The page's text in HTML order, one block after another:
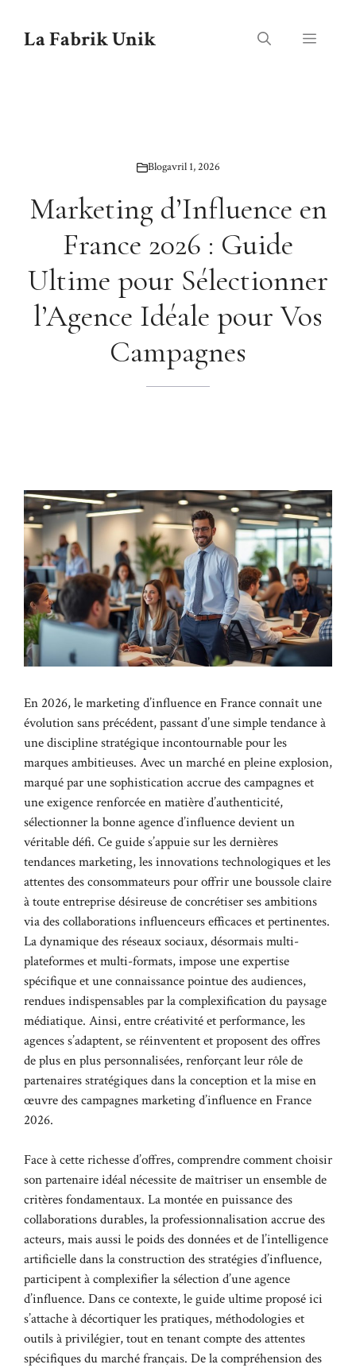
contenuLa Fabrik Unik Menu
Blogavril 1, 2026
Marketing d’Influence en
France 2026 : Guide
Ultime pour Sélectionner
l’Agence Idéale pour Vos
Campagnes
En 2026, le marketing d’influence en France connaît une
évolution sans précédent, passant d’une simple tendance à
une discipline stratégique incontournable pour les
marques ambitieuses. Avec un marché en pleine explosion,
marqué par une sophistication accrue des campagnes et
une exigence renforcée en matière d’authenticité,
sélectionner la bonne agence d’influence devient un
véritable défi. Ce guide s’appuie sur les dernières
tendances marketing, les innovations technologiques et les
attentes des consommateurs pour offrir une boussole claire
à toute entreprise désireuse de concrétiser ses ambitions
via des collaborations influenceurs efficaces et pertinentes.
La dynamique des réseaux sociaux, désormais multi-
plateformes et multi-formats, impose une expertise
spécifique et une connaissance pointue des audiences,
rendues indispensables par la complexification du paysage
médiatique. Ainsi, entre créativité et performance, les
agences s’adaptent, se réinventent et proposent des offres
de plus en plus personnalisées, renforçant leur rôle de
partenaires stratégiques dans la conception et la mise en
œuvre des campagnes marketing d’influence en France
2026.
Face à cette richesse d’offres, comprendre comment choisir
son partenaire idéal nécessite de maîtriser un ensemble de
critères fondamentaux. La montée en puissance des
collaborations durables, la professionnalisation accrue des
acteurs, mais aussi le poids des données et de l’intelligence
artificielle dans la construction des stratégies d’influence,
participent à complexifier la sélection d’une agence
d’influence. Dans ce contexte, le guide ultime proposé ici
s’attache à décortiquer les pratiques, méthodologies et
outils à privilégier, tout en tenant compte des attentes
spécifiques du marché français. De la compréhension des